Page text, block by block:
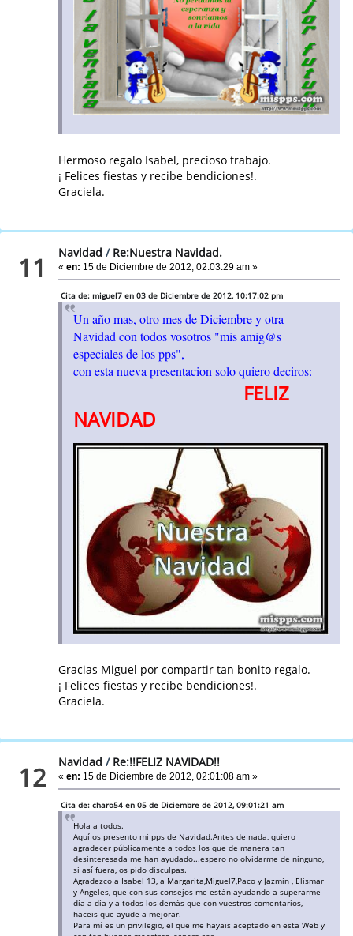
Hermoso regalo Isabel, precioso trabajo.
¡ Felices fiestas y recibe bendiciones!.
Graciela.
11 Navidad / Re:Nuestra Navidad.
«en: 15 de Diciembre de 2012, 02:03:29 am »
Cita de: miguel7 en 03 de Diciembre de 2012, 10:17:02 pm
Un año mas, otro mes de Diciembre y otra
Navidad con todos vosotros "mis amig@s
especiales de los pps",
con esta nueva presentacion solo quiero deciros:
FELIZ
NAVIDAD
Gracias Miguel por compartir tan bonito regalo.
¡ Felices fiestas y recibe bendiciones!.
Graciela.
12 Navidad / Re:!!FELIZ NAVIDAD!!
«en: 15 de Diciembre de 2012, 02:01:08 am »
Cita de: charo54 en 05 de Diciembre de 2012, 09:01:21 am
Hola a todos.
Aquí os presento mi pps de Navidad.Antes de nada, quiero
agradecer públicamente a todos los que de manera tan
desinteresada me han ayudado...espero no olvidarme de ninguno,
si así fuera, os pido disculpas.
Agradezco a Isabel 13, a Margarita,Miguel7,Paco y Jazmín , Elismar
y Angeles, que con sus consejos me están ayudando a superarme
día a día y a todos los demás que con vuestros comentarios,
haceis que ayude a mejorar.
Para mí es un privilegio, el que me hayais aceptado en esta Web y